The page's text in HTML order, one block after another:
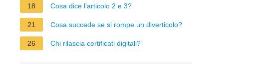
18 Cosa dice l'articolo 2 e 3?
21 Cosa succede se si rompe un diverticolo?
26 Chi rilascia certificati digitali?